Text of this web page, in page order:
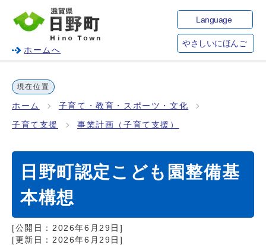
ホームへ
Language
やさしいにほんご
現在位置
ホーム 子育て・教育・スポーツ・文化
子育て支援 事業計画（子育て支援）
日野町認定こども園整備基
本構想
[公開日： 2026年6月29日 ]
[更新日： 2026年6月29日 ]